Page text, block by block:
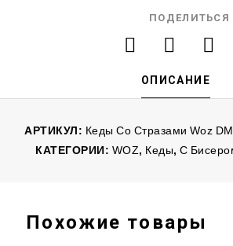
ПОДЕЛИТЬСЯ
ОПИСАНИЕ
АРТИКУЛ: Кеды Со Стразами Woz
КАТЕГОРИИ: WOZ, Кеды, С
Похожие товары